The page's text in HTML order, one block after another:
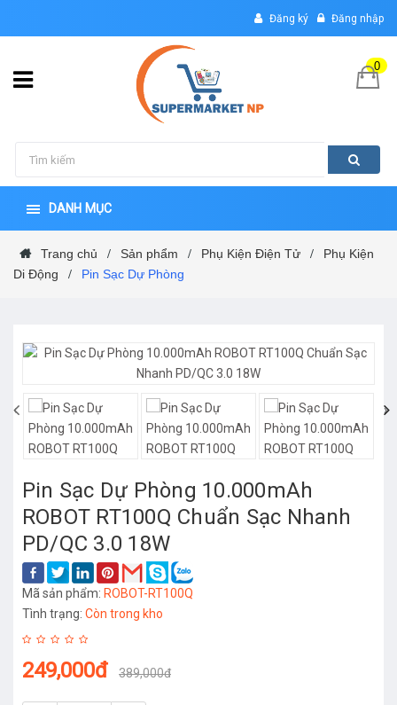
Đăng ký Đăng nhập
0
DANH MỤC
Trang chủ / Sản phẩm / Phụ Kiện Điện Tử /
Phụ Kiện
Di Động
/ Pin Sạc Dự Phòng
‹ ›
Pin Sạc Dự Phòng 10.000mAh
ROBOT RT100Q Chuẩn Sạc Nhanh
PD/QC 3.0 18W
Mã sản phẩm: ROBOT-RT100Q
Tình trạng: Còn trong kho
249,000đ 389,000đ